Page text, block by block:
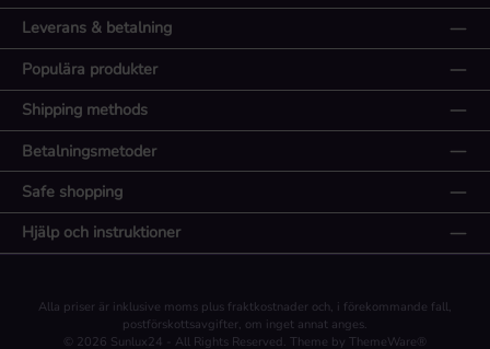
Leverans & betalning
Populära produkter
Betalningsmetoder
Shipping methods
Safe shopping
Hjälp och instruktioner
Alla priser är inklusive moms plus fraktkostnader och, i förekommande fall,
postförskottsavgifter, om inget annat anges.
© 2026 Sunlux24 - All Rights Reserved. Theme by ThemeWare®